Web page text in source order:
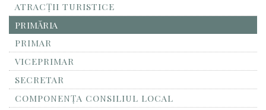
ATRACȚII TURISTICE
PRIMĂRIA
PRIMAR
VICEPRIMAR
SECRETAR
COMPONENȚA CONSILIUL LOCAL